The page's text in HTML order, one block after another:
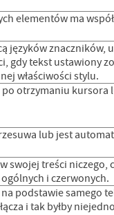
elementów ma
języków
gdy tekst ustawiony
właściwości stylu.
otrzymaniu
lub jest
treści niczego,
i czerwonych.
podstawie samego
i tak byłby